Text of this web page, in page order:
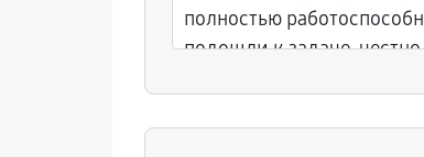
полностью
подошли к задаче,